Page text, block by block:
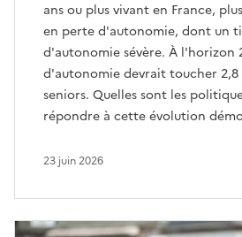
ans ou plus vivant en France,
en perte d'autonomie, dont un
d'autonomie sévère. À l'horizon
d'autonomie devrait toucher
seniors. Quelles sont les
répondre à cette évolution
23 juin 2026